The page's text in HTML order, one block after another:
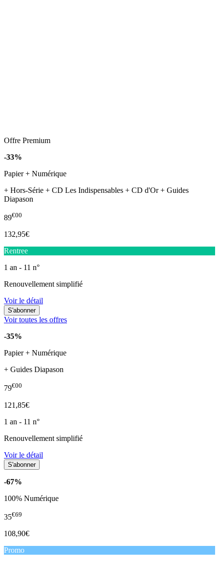
Offre Premium
-33%
Papier + Numérique
+ Hors-Série + CD Les Indispensables + CD d'Or + Guides
Diapason
89€00
132,95€
Rentree
1 an - 11 n°
Renouvellement simplifié
Voir le détail
Voir toutes les offres
-35%
Papier + Numérique
+ Guides Diapason
79€00
121,85€
1 an - 11 n°
Renouvellement simplifié
Voir le détail
-67%
100% Numérique
35€69
108,90€
Promo